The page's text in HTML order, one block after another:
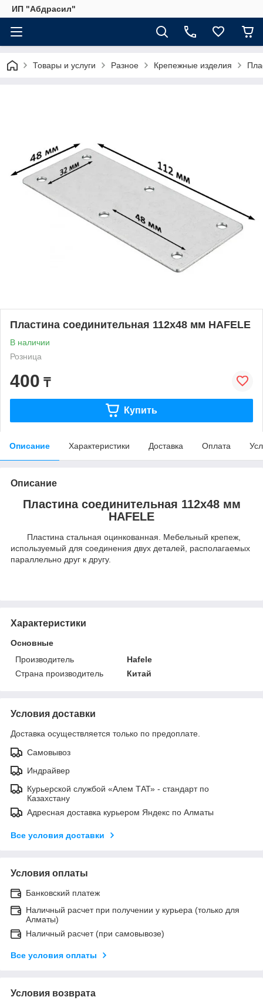
ИП "Абдрасил"
Товары и услуги Разное Крепежные изделия
Пластина соединительная 112х48 мм HAFELE
В наличии
Розница
400 ₸
Купить
Описание Характеристики Доставка Оплата
Описание
Пластина соединительная 112х48 мм
HAFELE
Пластина стальная оцинкованная. Мебельный крепеж,
используемый для соединения двух деталей, располагаемых
параллельно друг к другу.
Характеристики
Основные
Производитель
Hafele
Страна производитель
Китай
Условия доставки
Доставка осуществляется только по предоплате.
Самовывоз
Индрайвер
Курьерской службой «Алем ТАТ» - стандарт по
Казахстану
Адресная доставка курьером Яндекс по Алматы
Все условия доставки
Условия оплаты
Банковский платеж
Наличный расчет при получении у курьера (только для
Алматы)
Наличный расчет (при самовывозе)
Все условия оплаты
Условия возврата